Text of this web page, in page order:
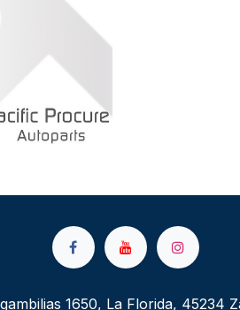
1650, La Florida, 45234